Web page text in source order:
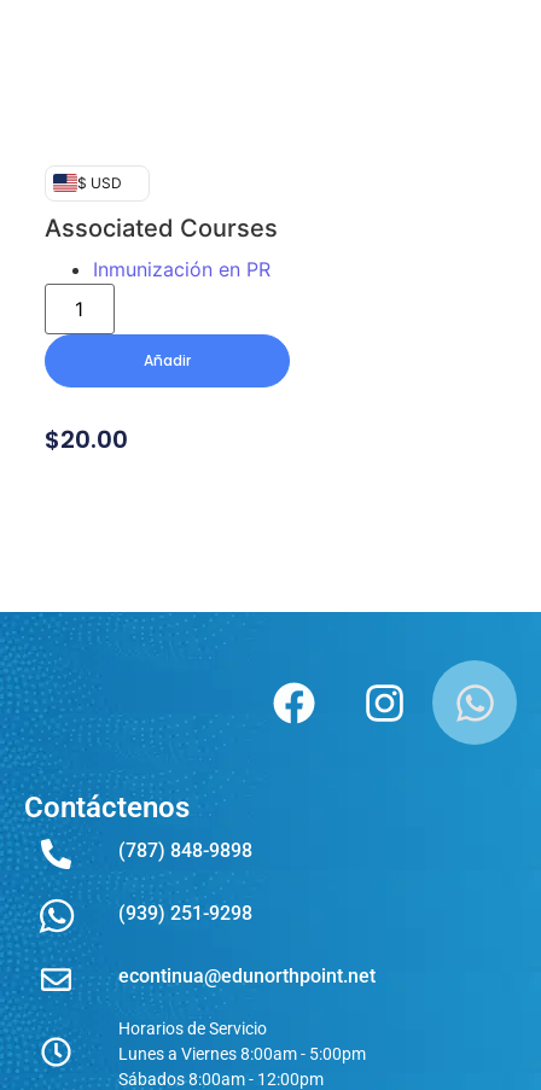
$ USD
Associated Courses
Inmunización en PR
Añadir
$20.00
Contáctenos
(787) 848-9898
(939) 251-9298
econtinua@edunorthpoint.net
Horarios de Servicio
Lunes a Viernes 8:00am - 5:00pm
Sábados 8:00am - 12:00pm